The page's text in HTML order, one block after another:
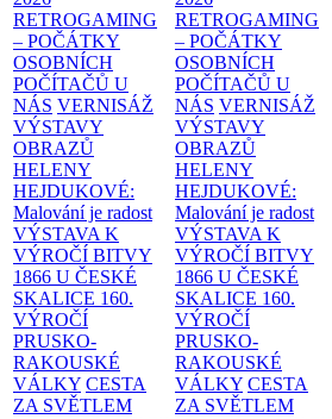
RETROGAMING
– POČÁTKY
OSOBNÍCH
POČÍTAČŮ U
NÁS VERNISÁŽ
VÝSTAVY
OBRAZŮ
HELENY
HEJDUKOVÉ:
Malování je radost
VÝSTAVA K
VÝROČÍ BITVY
1866 U ČESKÉ
SKALICE 160.
VÝROČÍ
PRUSKO-
RAKOUSKÉ
VÁLKY CESTA
ZA SVĚTLEM
RETROGAMING
– POČÁTKY
OSOBNÍCH
POČÍTAČŮ U
NÁS VERNISÁŽ
VÝSTAVY
OBRAZŮ
HELENY
HEJDUKOVÉ:
Malování je radost
VÝSTAVA K
VÝROČÍ BITVY
1866 U ČESKÉ
SKALICE 160.
VÝROČÍ
PRUSKO-
RAKOUSKÉ
VÁLKY CESTA
ZA SVĚTLEM